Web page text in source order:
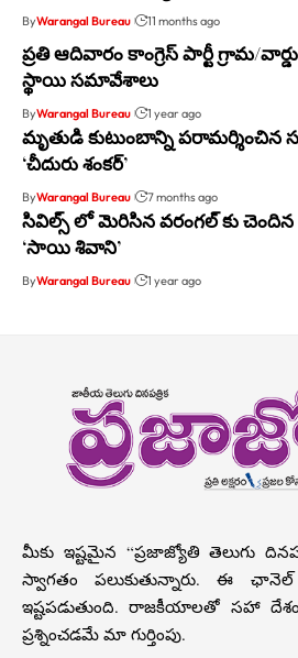
ByWarangal Bureau 11 months ago
ప్రతి ఆదివారం కాంగ్రెస్ పార్టీ గ్రామ/వార్డు
స్థాయి సమావేశాలు
ByWarangal Bureau 1 year ago
మృతుడి కుటుంబాన్ని పరామర్శించిన
‘చీదురు శంకర్’
ByWarangal Bureau 7 months ago
సివిల్స్ లో మెరిసిన వరంగల్ కు చెందిన
‘సాయి శివాని’
ByWarangal Bureau 1 year ago
మీకు ఇష్టమైన “ప్రజాజ్యోతి తెలుగు
స్వాగతం పలుకుతున్నారు. ఈ
ఇష్టపడుతుంది. రాజకీయాలతో సహా
ప్రశ్నించడమే మా గుర్తింపు.